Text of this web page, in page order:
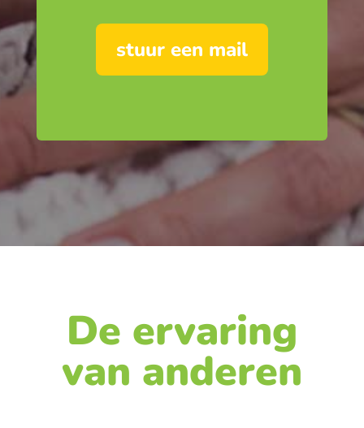
stuur een mail
De ervaring
van anderen